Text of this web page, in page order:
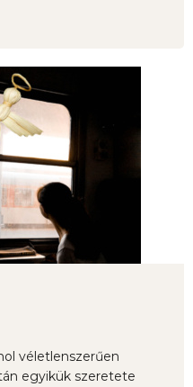
véletlenszerűen
egyikük szeretete